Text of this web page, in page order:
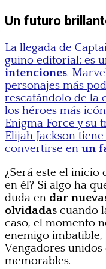
Un futuro
La llegada de
guiño editorial: es
intenciones.
personajes más
rescatándolo de la
los héroes más
Enigma Force y su
Elijah Jackson
convertirse en un
¿Será este el inicio
en él? Si algo ha
duda en dar
olvidadas cuando
caso, el momento
enemigo
Vengadores unidos
memorables.